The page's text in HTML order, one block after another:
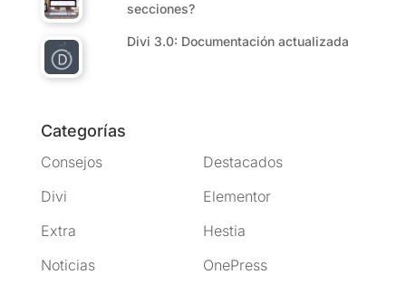
secciones?
Divi 3.0: Documentación actualizada
Categorías
Consejos
Destacados
Divi
Elementor
Extra
Hestia
Noticias
OnePress